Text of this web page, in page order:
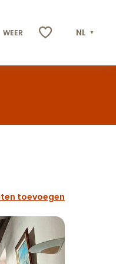
WEER NL
toevoegen